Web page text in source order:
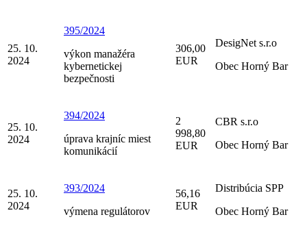
25. 10.
2024
395/2024
výkon manažéra
kybernetickej
bezpečnosti
306,00
EUR
DesigNet s.r.o
Obec Horný Bar
25. 10.
2024
394/2024
úprava krajníc miest
komunikácií
2
998,80
EUR
CBR s.r.o
Obec Horný Bar
25. 10.
2024
393/2024
výmena regulátorov
56,16
EUR
Distribúcia SPP
Obec Horný Bar